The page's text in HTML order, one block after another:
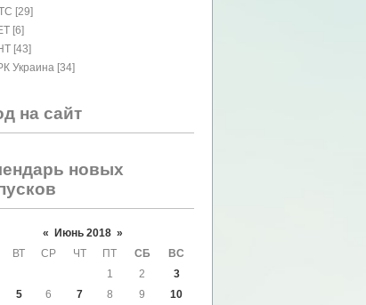
[29]
[6]
[43]
Украина [34]
на сайт
новых
« Июнь 2018 »
ВТ СР ЧТ ПТ СБ
ВС
1
2
3
5 6 7 8 9
10